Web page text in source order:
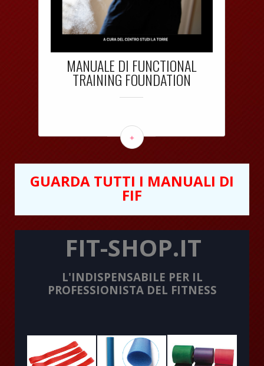
MANUALE DI FUNCTIONAL
TRAINING FOUNDATION
+
GUARDA TUTTI I MANUALI DI
FIF
FIT-SHOP.IT
L'INDISPENSABILE PER IL
PROFESSIONISTA DEL FITNESS